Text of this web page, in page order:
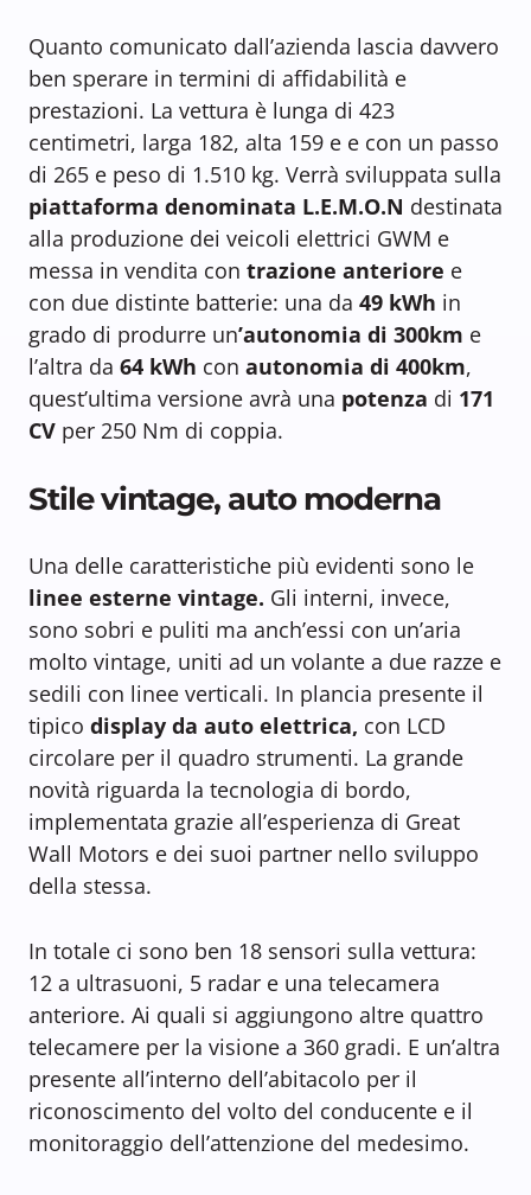
Quanto comunicato dall’azienda lascia davvero
ben sperare in termini di affidabilità e
prestazioni. La vettura è lunga di 423
centimetri, larga 182, alta 159 e e con un passo
di 265 e peso di 1.510 kg. Verrà sviluppata sulla
piattaforma denominata L.E.M.O.N destinata
alla produzione dei veicoli elettrici GWM e
messa in vendita con trazione anteriore e
con due distinte batterie: una da 49 kWh in
grado di produrre un’autonomia di 300km e
l’altra da 64 kWh con autonomia di 400km,
quest’ultima versione avrà una potenza di 171
CV per 250 Nm di coppia.
Stile vintage, auto moderna
Una delle caratteristiche più evidenti sono le
linee esterne vintage. Gli interni, invece,
sono sobri e puliti ma anch’essi con un’aria
molto vintage, uniti ad un volante a due razze e
sedili con linee verticali. In plancia presente il
tipico display da auto elettrica, con LCD
circolare per il quadro strumenti. La grande
novità riguarda la tecnologia di bordo,
implementata grazie all’esperienza di Great
Wall Motors e dei suoi partner nello sviluppo
della stessa.
In totale ci sono ben 18 sensori sulla vettura:
12 a ultrasuoni, 5 radar e una telecamera
anteriore. Ai quali si aggiungono altre quattro
telecamere per la visione a 360 gradi. E un’altra
presente all’interno dell’abitacolo per il
riconoscimento del volto del conducente e il
monitoraggio dell’attenzione del medesimo.